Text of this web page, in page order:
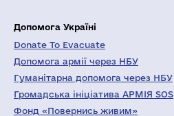
Допомога Україні
Donate To Evacuate
Допомога армії через НБУ
Гуманітарна допомога через НБУ
Громадська ініціатива АРМІЯ SOS
Фонд «Повернись живим»